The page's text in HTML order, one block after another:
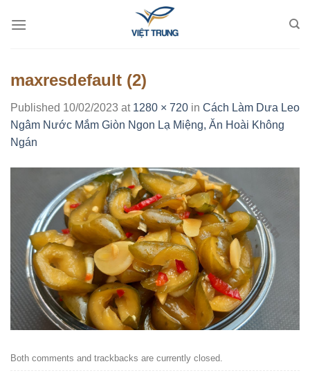
maxresdefault (2)
Published 10/02/2023 at 1280 × 720 in Cách Làm Dưa Leo
Ngâm Nước Mắm Giòn Ngon Lạ Miệng, Ăn Hoài Không
Ngán
Both comments and trackbacks are currently closed.